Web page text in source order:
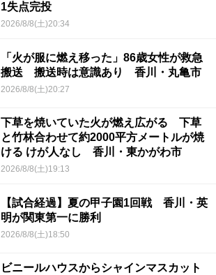
1失点完投
2026/8/8(土)20:34
「火が服に燃え移った」86歳女性が救急
搬送 搬送時は意識あり 香川・丸亀市
2026/8/8(土)20:27
下草を焼いていた火が燃え広がる 下草
と竹林合わせて約2000平方メートルが焼
ける けが人なし 香川・東かがわ市
2026/8/8(土)19:13
【試合経過】夏の甲子園1回戦 香川・英
明が関東第一に勝利
2026/8/8(土)18:50
ビニールハウスからシャインマスカット